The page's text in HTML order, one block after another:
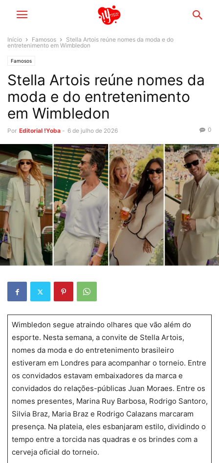
Início Famosos
Stella Artois reúne nomes da moda e do
entretenimento em Wimbledon
Famosos
Stella Artois reúne nomes da
moda e do entretenimento
em Wimbledon
Por Editorial !Yoba - 6 de julho de 2026 0
Wimbledon segue atraindo olhares que vão além do
esporte. Nesta semana, a convite de Stella Artois,
nomes da moda e do entretenimento brasileiro
estiveram em Londres para acompanhar o torneio. Entre
os convidados estavam embaixadores da marca e
convidados do relações-públicas Juan Moraes. Entre os
nomes presentes, Marina Ruy Barbosa, Rodrigo Santoro,
Silvia Braz, Maria Braz e Rodrigo Calazans marcaram
presença. Na plateia, eles esbanjaram estilo, dividindo o
tempo entre a torcida nas quadras e os brindes com a
cerveja oficial do torneio.